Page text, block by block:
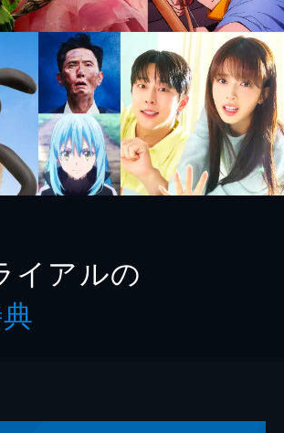
イアルの